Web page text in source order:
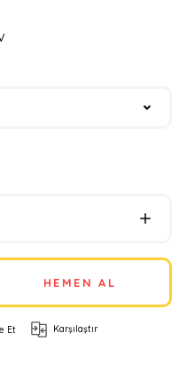
HEMEN AL
Et Karşılaştır